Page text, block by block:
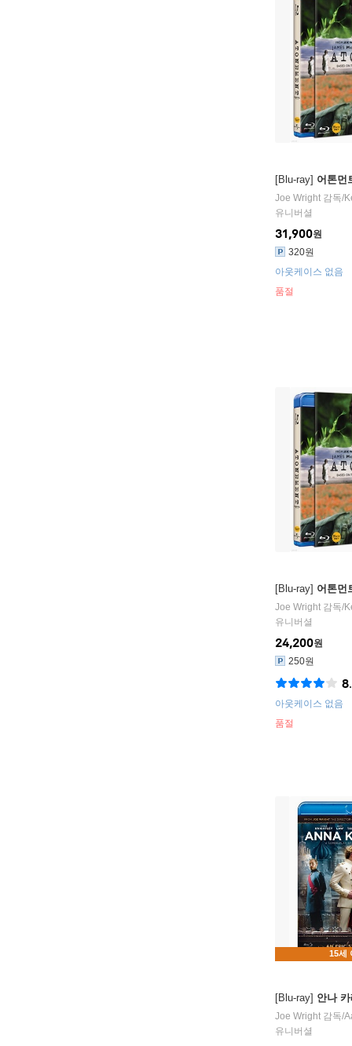
[Blu-ray] 어톤먼
Joe Wright 감독/
유니버셜
아웃케이스 없음
31,900원
320원
품절
[Blu-ray] 어톤먼
Joe Wright 감독/
유니버셜
아웃케이스 없음
24,200원
250원
품절
15세
[Blu-ray] 안나
Joe Wright 감독/
유니버셜